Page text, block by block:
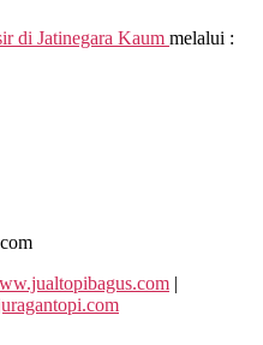
di Jatinegara Kaum melalui :
|